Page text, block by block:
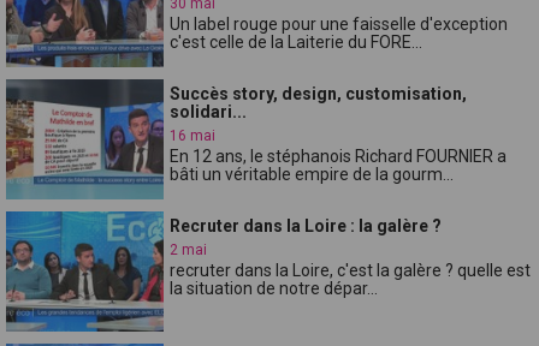
Un label rouge pour une faisselle d'exception
c'est celle de la Laiterie du FORE...
Succès story, design, customisation,
solidari...
16 mai
En 12 ans, le stéphanois Richard FOURNIER a
bâti un véritable empire de la gourm...
Recruter dans la Loire : la galère ?
2 mai
recruter dans la Loire, c'est la galère ? quelle est
la situation de notre dépar...